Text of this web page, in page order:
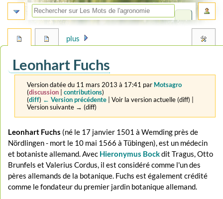
Leonhart Fuchs
Version datée du 11 mars 2013 à 17:41 par Motsagro
(discussion |contributions)
(diff) ← Version précédente | Voir la version actuelle (diff) |
Version suivante → (diff)
Aller
à
la
navigation
Aller
à
la
recherche
Leonhart Fuchs (né le 17 janvier 1501 à Wemding près de
Nördlingen - mort le 10 mai 1566 à Tübingen), est un médecin
et botaniste allemand. Avec Hieronymus Bockdit Tragus, Otto
Brunfels et Valerius Cordus, il est considéré comme l'un des
pères allemands de la botanique. Fuchs est également crédité
comme le fondateur du premier jardin botanique allemand.
plus